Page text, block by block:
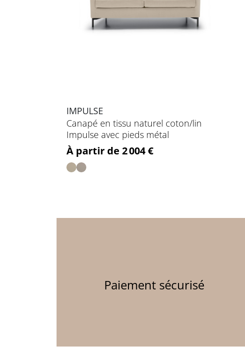
IMPULSE
Canapé en tissu naturel coton/lin
Impulse avec pieds métal
Prix
À partir de 2 004 €
Paiement sécurisé